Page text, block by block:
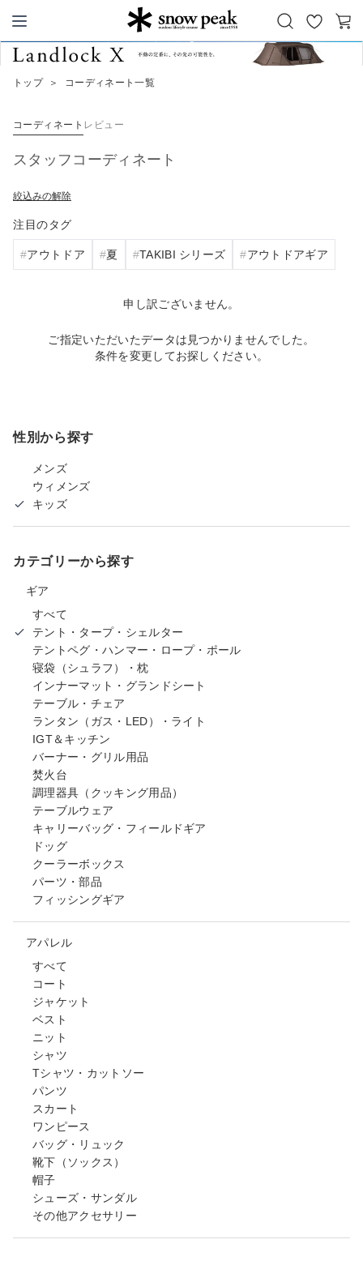
Snow Peak
お
気
カ
トップ ＞ コーディネート一覧
コーディネート レビュー
スタッフコーディネート
絞込みの解除
注目のタグ
アウトドア 夏 TAKIBI シリーズ アウトドアギア
申し訳ございません。
ご指定いただいたデータは見つかりませんでした。
条件を変更してお探しください。
性別から探す
メンズ
ウィメンズ
キッズ
カテゴリーから探す
ギア
すべて
テント・タープ・シェルター
テントペグ・ハンマー・ロープ・ポール
寝袋（シュラフ）・枕
インナーマット・グランドシート
テーブル・チェア
ランタン（ガス・LED）・ライト
IGT＆キッチン
バーナー・グリル用品
焚火台
調理器具（クッキング用品）
テーブルウェア
キャリーバッグ・フィールドギア
ドッグ
クーラーボックス
パーツ・部品
フィッシングギア
アパレル
すべて
コート
ジャケット
ベスト
ニット
シャツ
Tシャツ・カットソー
パンツ
スカート
ワンピース
バッグ・リュック
靴下（ソックス）
帽子
シューズ・サンダル
その他アクセサリー